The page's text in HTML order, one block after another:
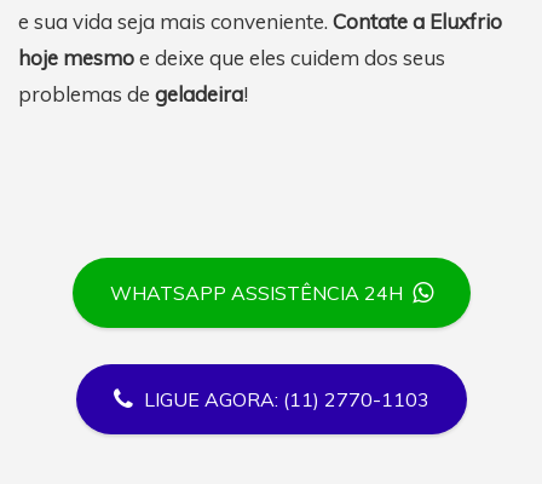
e sua vida seja mais conveniente. Contate a Eluxfrio
hoje mesmoe deixe que eles cuidem dos seus
problemas de geladeira!
WHATSAPP ASSISTÊNCIA 24H
LIGUE AGORA: (11) 2770-1103